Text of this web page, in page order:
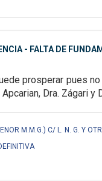
- FALTA DE
prosperar pues
Dra. Zágari
M.M.G.) C/ L. N. G. Y